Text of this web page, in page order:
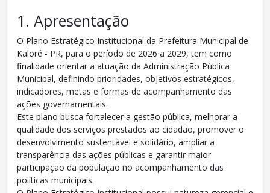
1. Apresentação
O Plano Estratégico Institucional da Prefeitura Municipal de
Kaloré - PR, para o período de 2026 a 2029, tem como
finalidade orientar a atuação da Administração Pública
Municipal, definindo prioridades, objetivos estratégicos,
indicadores, metas e formas de acompanhamento das
ações governamentais.
Este plano busca fortalecer a gestão pública, melhorar a
qualidade dos serviços prestados ao cidadão, promover o
desenvolvimento sustentável e solidário, ampliar a
transparência das ações públicas e garantir maior
participação da população no acompanhamento das
políticas municipais.